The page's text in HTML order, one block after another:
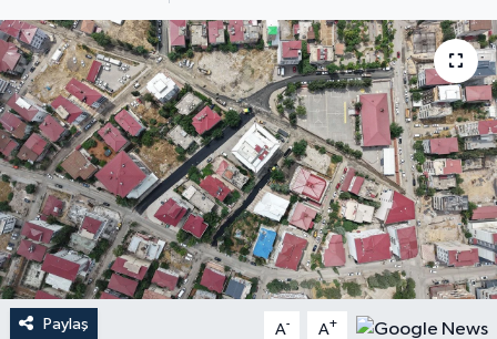
Paylaş A- A+
İLÇE HABERLERİ
KÜLTÜR-SANAT
KSÜ
DÜNYA
ROPORTAJ
MAGAZİN